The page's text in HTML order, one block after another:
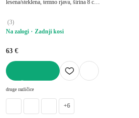
lesena/steklena, temno rjava, širina 8 cm,
(3)
Na zalogi
Zadnji kosi
63 €
druge različice
+6